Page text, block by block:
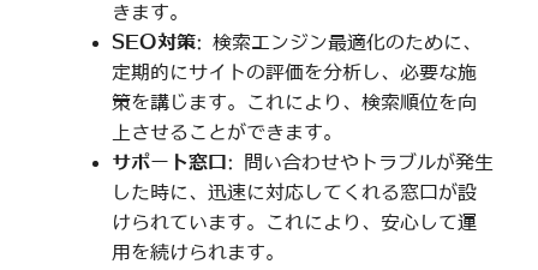
きます。
SEO対策: 検索エンジン最適化のために、
定期的にサイトの評価を分析し、必要な施
策を講じます。これにより、検索順位を向
上させることができます。
サポート窓口 : 問い合わせやトラブルが発生
した時に、迅速に対応してくれる窓口が設
けられています。これにより、安心して運
用を続けられます。